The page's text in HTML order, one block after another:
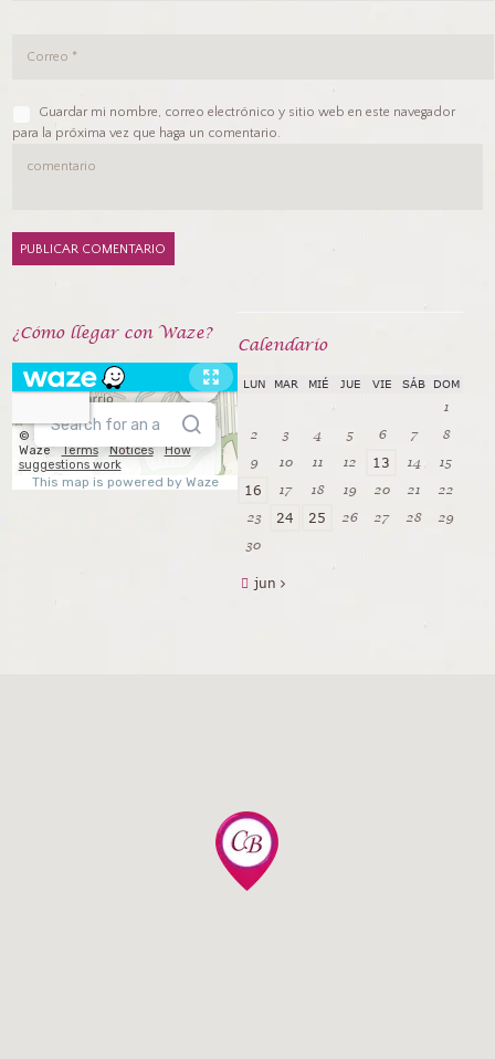
Guardar mi nombre, correo electrónico y sitio web en este navegador
para la próxima vez que haga un comentario.
¿Cómo llegar con Waze?
Calendarío
LUN MAR MIÉ JUE VIE SÁB DOM
1
2
3 4 5 6 7
8
9
10 11 12 13 14 15
16 17 18 19 20 21
22
23
24 25 26 27 28
29
30
jun